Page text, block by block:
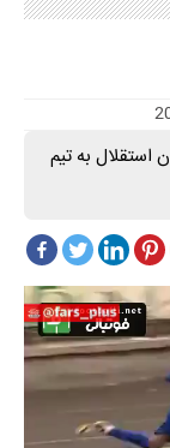
استقلال به تیم